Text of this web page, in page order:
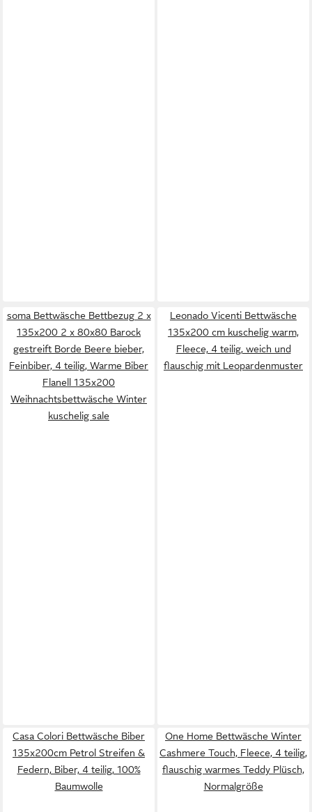
soma Bettwäsche Bettbezug 2 x
135x200 2 x 80x80 Barock
gestreift Borde Beere bieber,
Feinbiber, 4 teilig, Warme Biber
Flanell 135x200
Weihnachtsbettwäsche Winter
kuschelig sale
Leonado Vicenti Bettwäsche
135x200 cm kuschelig warm,
Fleece, 4 teilig, weich und
flauschig mit Leopardenmuster
Casa Colori Bettwäsche Biber
135x200cm Petrol Streifen &
Federn, Biber, 4 teilig, 100%
Baumwolle
One Home Bettwäsche Winter
Cashmere Touch, Fleece, 4 teilig,
flauschig warmes Teddy Plüsch,
Normalgröße